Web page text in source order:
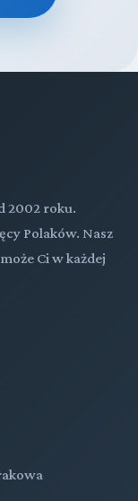
2002 roku.
Polaków. Nasz
Ci w każdej